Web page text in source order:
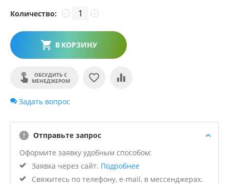
Количество: +
−
В КОРЗИНУ
ОБСУДИТЬ С
МЕНЕДЖЕРОМ
Задать вопрос
Отправьте запрос
Оформите заявку удобным способом:
Заявка через сайт. Подробнее
Свяжитесь по телефону, e-mail, в мессенджерах.